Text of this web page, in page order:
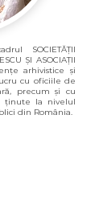
SOCIETĂȚII
ȘI ASOCIAȚII
arhivistice și
cu oficiile de
precum și cu
ținute la nivelul
din România.